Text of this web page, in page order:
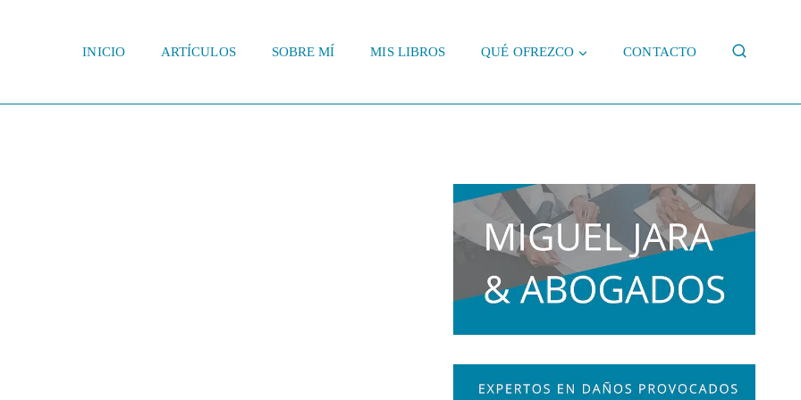
INICIO ARTÍCULOS SOBRE MÍ MIS LIBROS QUÉ OFREZCO CONTACTO